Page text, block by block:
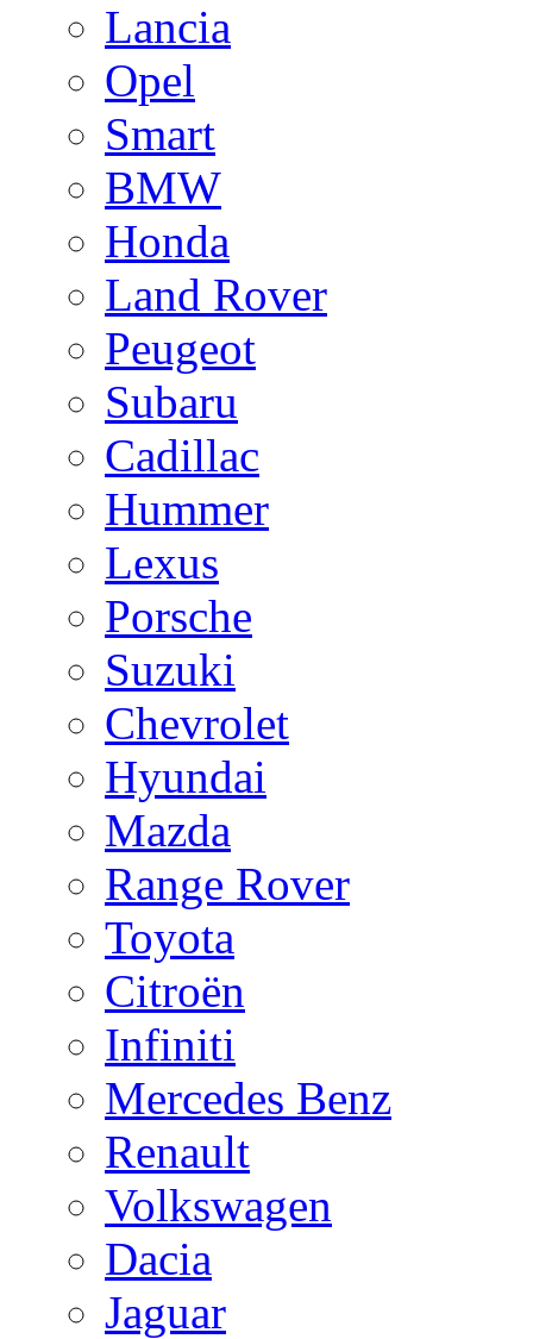
Lancia
Opel
Smart
BMW
Honda
Land Rover
Peugeot
Subaru
Cadillac
Hummer
Lexus
Porsche
Suzuki
Chevrolet
Hyundai
Mazda
Range Rover
Toyota
Citroën
Infiniti
Mercedes Benz
Renault
Volkswagen
Dacia
Jaguar